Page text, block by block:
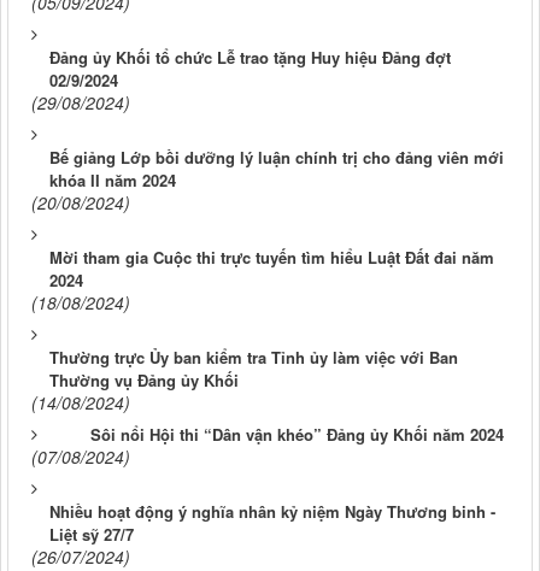
Đảng ủy Khối tổ chức Lễ trao tặng Huy hiệu Đảng đợt
02/9/2024
(29/08/2024)
Bế giảng Lớp bồi dưỡng lý luận chính trị cho đảng viên mới
khóa II năm 2024
(20/08/2024)
Mời tham gia Cuộc thi trực tuyến tìm hiểu Luật Đất đai năm
2024
(18/08/2024)
Thường trực Ủy ban kiểm tra Tỉnh ủy làm việc với Ban
Thường vụ Đảng ủy Khối
(14/08/2024)
Sôi nổi Hội thi “Dân vận khéo” Đảng ủy Khối năm 2024
(07/08/2024)
Nhiều hoạt động ý nghĩa nhân kỷ niệm Ngày Thương binh -
Liệt sỹ 27/7
(26/07/2024)